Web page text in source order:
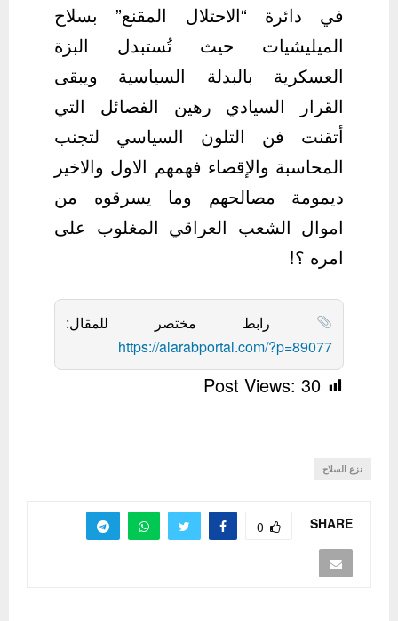
في دائرة “الاحتلال المقنع” بسلاح
الميليشيات حيث تُستبدل البزة
العسكرية بالبدلة السياسية ويبقى
القرار السيادي رهين الفصائل التي
أتقنت فن التلون السياسي لتجنب
المحاسبة والإقصاء فهمهم الاول والاخير
ديمومة مصالحهم وما يسرقوه من
اموال الشعب العراقي المغلوب على
امره ؟!
رابط مختصر للمقال:
https://alarabportal.com/?p=89077
Post Views: 30
نزع السلاح
SHARE
0